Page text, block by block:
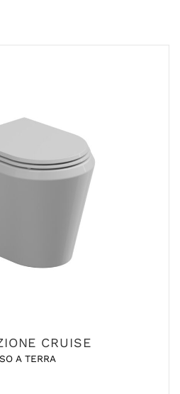
CRUISE
A TERRA